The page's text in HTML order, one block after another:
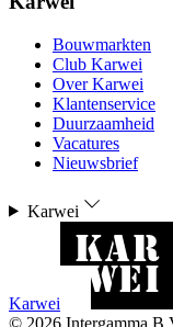
Bouwmarkten
Club Karwei
Over Karwei
Klantenservice
Duurzaamheid
Vacatures
Nieuwsbrief
Karwei
Karwei
© 2026 Intergamma